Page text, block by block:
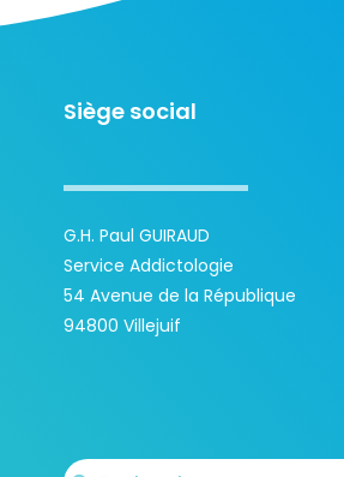
Siège social
G.H. Paul GUIRAUD
Service Addictologie
54 Avenue de la République
94800 Villejuif